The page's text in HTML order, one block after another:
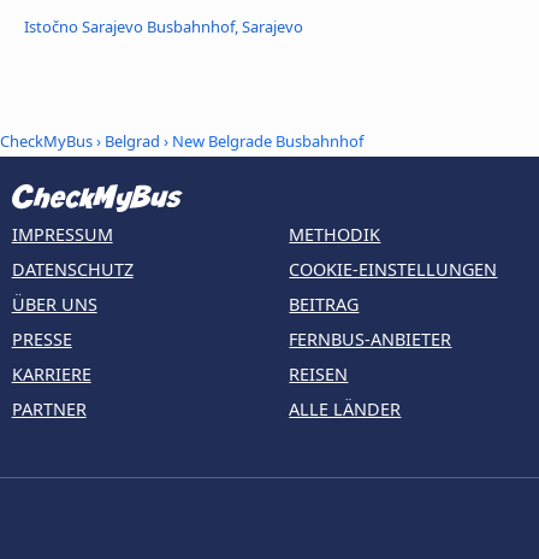
Istočno Sarajevo Busbahnhof, Sarajevo
CheckMyBus› Belgrad › New Belgrade Busbahnhof
IMPRESSUM
DATENSCHUTZ
ÜBER UNS
PRESSE
KARRIERE
PARTNER
METHODIK
COOKIE-EINSTELLUNGEN
BEITRAG
FERNBUS-ANBIETER
REISEN
ALLE LÄNDER